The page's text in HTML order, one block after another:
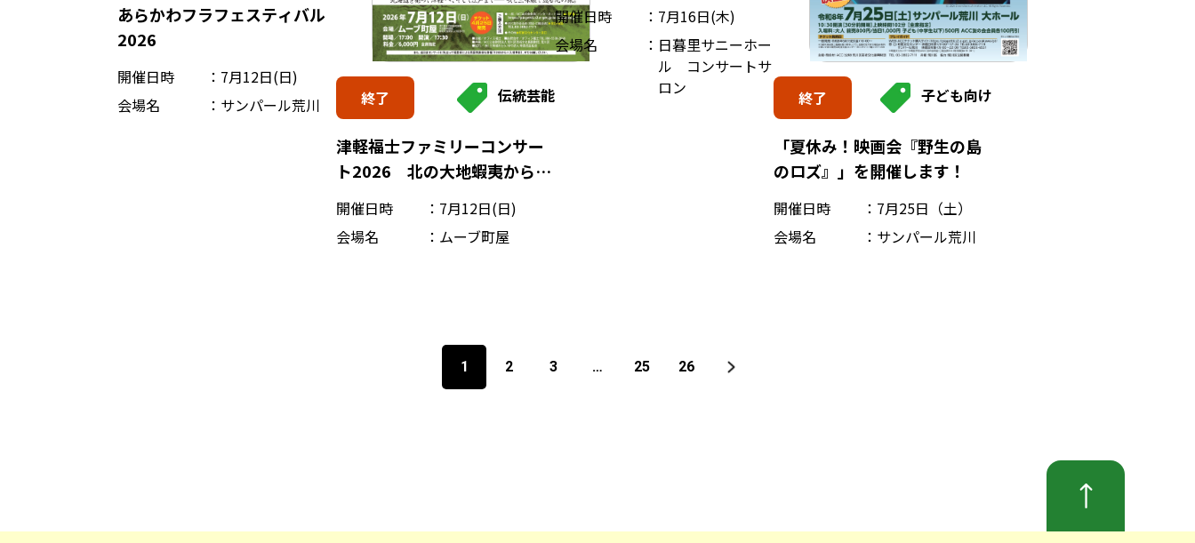
あらかわフラフェスティバル
2026
開催日時
7月12日(日)
会場名
サンパール荒川 終了 伝統芸能
津軽福士ファミリーコンサー
ト2026 北の大地蝦夷からみ
旅路」
開催日時
7月12日(日)
会場名
ムーブ町屋
開催日時
7月16日(木)
会場名
日暮里サニーホー
ル コンサートサ
ロン
終了 子ども向け
「夏休み！映画会『野生の島
のロズ』」を開催します！
開催日時
7月25日（土）
会場名
サンパール荒川
1 2 3 … 25 26